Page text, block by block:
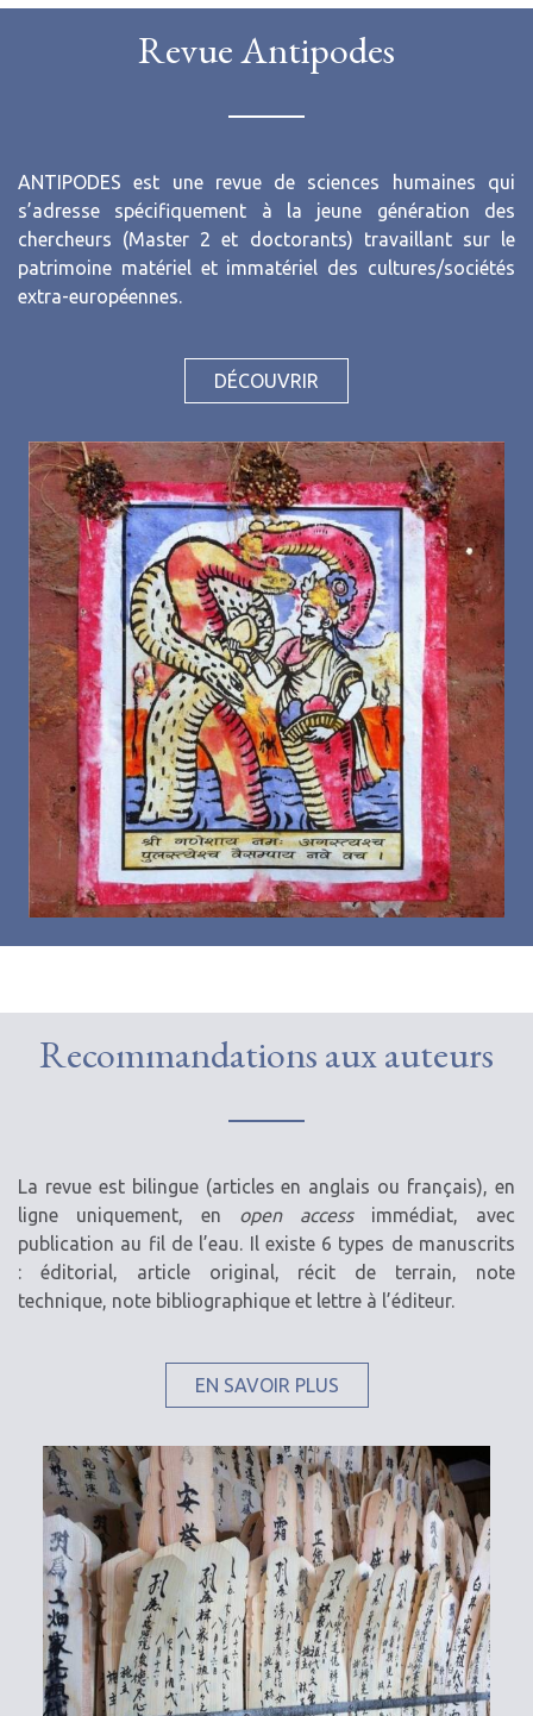
Revue Antipodes
ANTIPODES est une revue de sciences humaines qui
s’adresse spécifiquement à la jeune génération des
chercheurs (Master 2 et doctorants) travaillant sur le
patrimoine matériel et immatériel des cultures/sociétés
extra-européennes.
DÉCOUVRIR
Recommandations aux auteurs
La revue est bilingue (articles en anglais ou français), en
ligne uniquement, en open accessimmédiat, avec
publication au fil de l’eau. Il existe 6 types de manuscrits
: éditorial, article original, récit de terrain, note
technique, note bibliographique et lettre à l’éditeur.
EN SAVOIR PLUS